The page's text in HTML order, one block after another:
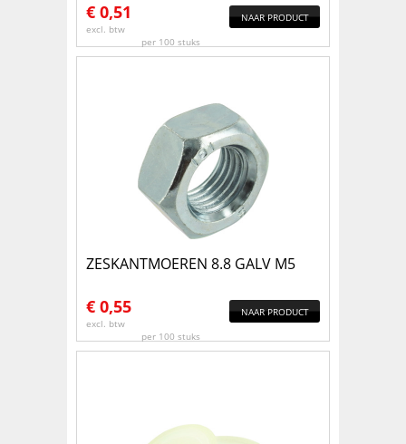
€ 0,51
excl. btw
per 100 stuks
NAAR PRODUCT
ZESKANTMOEREN 8.8 GALV M5
€ 0,55
excl. btw
per 100 stuks
NAAR PRODUCT